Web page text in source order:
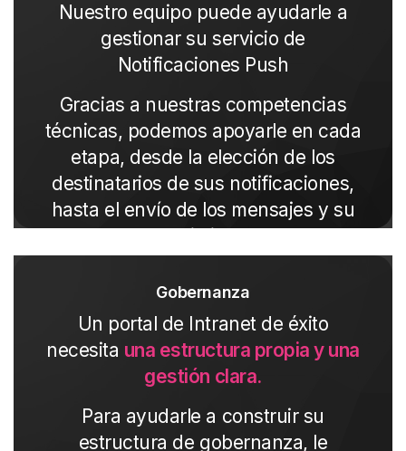
Nuestro equipo puede ayudarle a
gestionar su servicio de
Notificaciones Push
Gracias a nuestras competencias
técnicas, podemos apoyarle en cada
etapa, desde la elección de los
destinatarios de sus notificaciones,
hasta el envío de los mensajes y su
seguimiento.
Gobernanza
Un portal de Intranet de éxito
necesita una estructura propia y una
gestión clara.
Para ayudarle a construir su
estructura de gobernanza, le